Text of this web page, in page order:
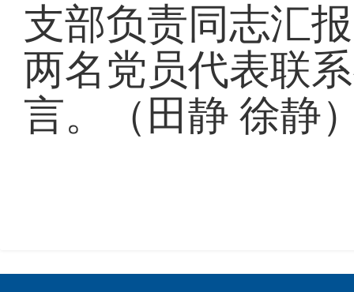
支部负责同志汇
两名党员代表联
言。（田静 徐静